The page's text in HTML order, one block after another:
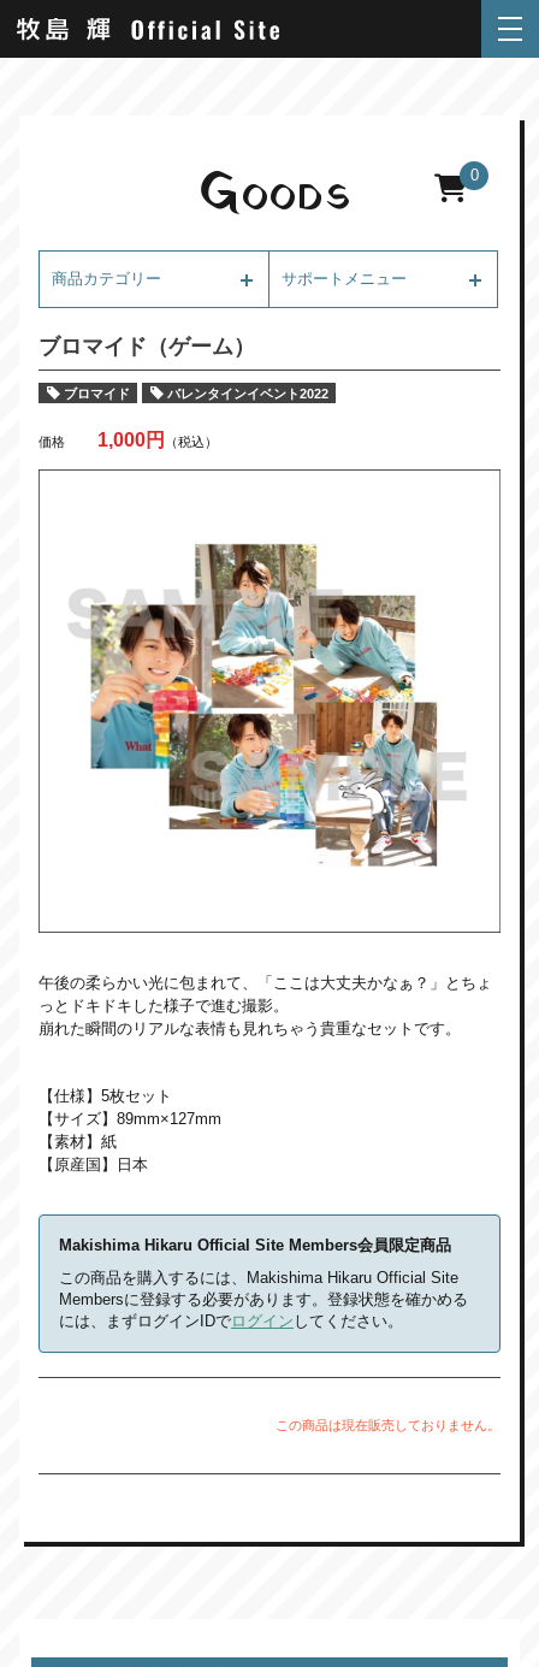
GOODS 0
商品カテゴリー サポートメニュー
ブロマイド（ゲーム）
ブロマイド バレンタインイベント2022
価格 1,000円 （税込）
午後の柔らかい光に包まれて、「ここは大丈夫かなぁ？」とちょ
っとドキドキした様子で進む撮影。
崩れた瞬間のリアルな表情も見れちゃう貴重なセットです。
【仕様】5枚セット
【サイズ】89mm×127mm
【素材】紙
【原産国】日本
Makishima Hikaru Official Site Members会員限定商品
この商品を購入するには、Makishima Hikaru Official Site
Membersに登録する必要があります。登録状態を確かめる
には、まずログインIDでログイン してください。
この商品は現在販売しておりません。